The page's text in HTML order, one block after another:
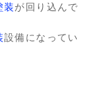
装が回り込んで
設備になってい